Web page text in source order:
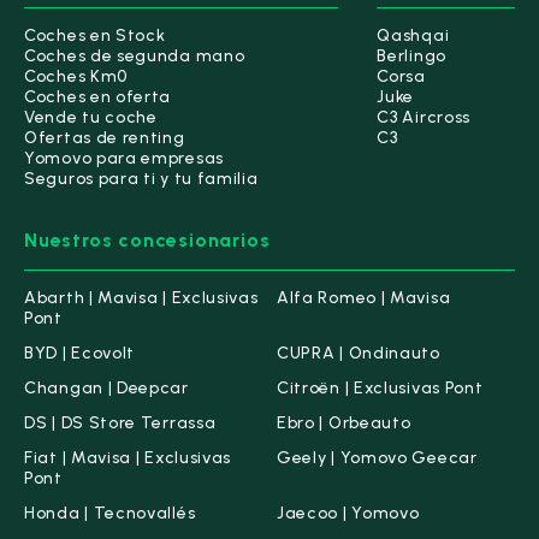
Coches en Stock
Coches de segunda mano
Coches Km0
Coches en oferta
Vende tu coche
Ofertas de renting
Yomovo para empresas
Seguros para ti y tu familia
Qashqai
Berlingo
Corsa
Juke
C3 Aircross
C3
Nuestros concesionarios
Abarth | Mavisa | Exclusivas
Pont
Alfa Romeo | Mavisa
BYD | Ecovolt
CUPRA | Ondinauto
Changan | Deepcar
Citroën | Exclusivas Pont
DS | DS Store Terrassa
Ebro | Orbeauto
Fiat | Mavisa | Exclusivas
Pont
Geely | Yomovo Geecar
Honda | Tecnovallés
Jaecoo | Yomovo